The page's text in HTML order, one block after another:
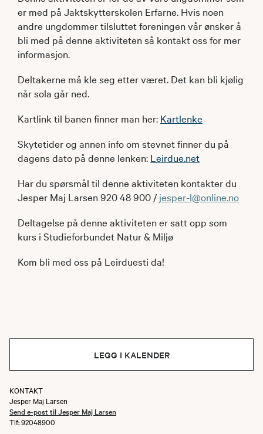
er med på Jaktskytterskolen Erfarne. Hvis noen
andre ungdommer tilsluttet foreningen vår ønsker å
bli med på denne aktiviteten så kontakt oss for mer
informasjon.
Deltakerne må kle seg etter været. Det kan bli kjølig
når sola går ned.
Kartlink til banen finner man her: Kartlenke
Skytetider og annen info om stevnet finner du på
dagens dato på denne lenken: Leirdue.net
Har du spørsmål til denne aktiviteten kontakter du
Jesper Maj Larsen 920 48 900 / jesper-l@online.no
Deltagelse på denne aktiviteten er satt opp som
kurs i Studieforbundet Natur & Miljø
Kom bli med oss på Leirduesti da!
LEGG I KALENDER
KONTAKT
Jesper Maj Larsen
Send e-post til Jesper Maj Larsen
Tlf: 92048900